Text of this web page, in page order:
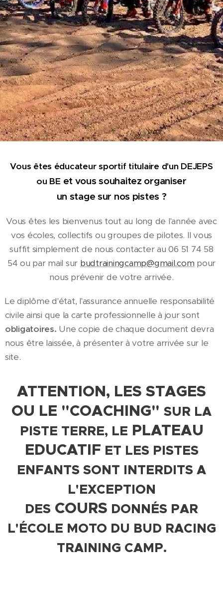
Vous êtes éducateur sportif titulaire d'un DEJEPS
ou BE et vous souhaitez organiser
un stage sur nos pistes ?
Vous êtes les bienvenus tout au long de l'année avec
vos écoles, collectifs ou groupes de pilotes. Il vous
suffit simplement de nous contacter au 06 51 74 58
54 ou par mail sur budtrainingcamp@gmail.com pour
nous prévenir de votre arrivée.
Le diplôme d'état, l'assurance annuelle responsabilité
civile ainsi que la carte professionnelle à jour sont
obligatoires. Une copie de chaque document devra
nous être laissée, à présenter à votre arrivée sur le
site.
ATTENTION, LES STAGES
OU LE "COACHING" SUR LA
PISTE TERRE, LE PLATEAU
EDUCATIF ET LES PISTES
ENFANTS SONT INTERDITS A
L'EXCEPTION
DES COURS DONNÉS PAR
L'ÉCOLE MOTO DU BUD RACING
TRAINING CAMP.